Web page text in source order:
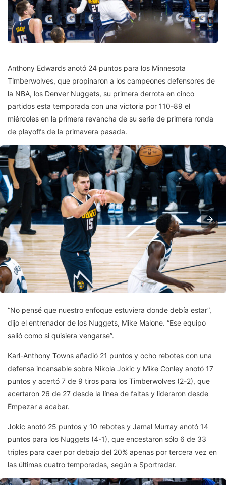
Anthony Edwards anotó 24 puntos para los Minnesota
Timberwolves, que propinaron a los campeones defensores de
la NBA, los Denver Nuggets, su primera derrota en cinco
partidos esta temporada con una victoria por 110-89 el
miércoles en la primera revancha de su serie de primera ronda
de playoffs de la primavera pasada.
“No pensé que nuestro enfoque estuviera donde debía estar”,
dijo el entrenador de los Nuggets, Mike Malone. “Ese equipo
salió como si quisiera vengarse”.
Karl-Anthony Towns añadió 21 puntos y ocho rebotes con una
defensa incansable sobre Nikola Jokic y Mike Conley anotó 17
puntos y acertó 7 de 9 tiros para los Timberwolves (2-2), que
acertaron 26 de 27 desde la línea de faltas y lideraron desde
Empezar a acabar.
Jokic anotó 25 puntos y 10 rebotes y Jamal Murray anotó 14
puntos para los Nuggets (4-1), que encestaron sólo 6 de 33
triples para caer por debajo del 20% apenas por tercera vez en
las últimas cuatro temporadas, según a Sportradar.